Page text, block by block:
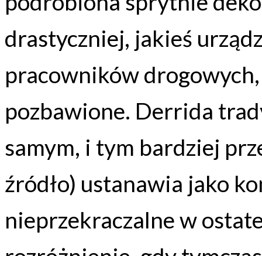
drastyczniej, jakieś
pracowników
pozbawione. Derrida
samym, i tym bardziej
źródło) ustanawia jako
nieprzekraczalne w